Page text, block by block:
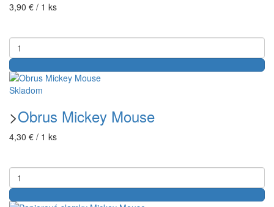
3,90 € / 1 ks
Skladom
>Obrus Mickey Mouse
4,30 € / 1 ks